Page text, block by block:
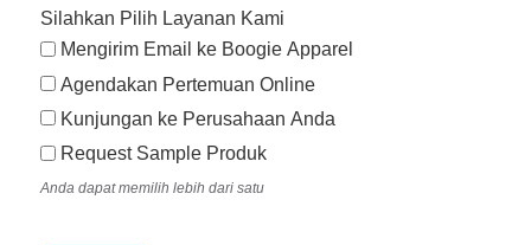
Silahkan Pilih Layanan Kami
Mengirim Email ke Boogie Apparel
Agendakan Pertemuan Online
Kunjungan ke Perusahaan Anda
Request Sample Produk
Anda dapat memilih lebih dari satu